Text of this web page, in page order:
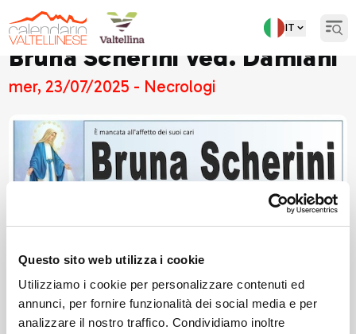
Questo sito web utilizza i cookie
Utilizziamo i cookie per personalizzare contenuti ed
annunci, per fornire funzionalità dei social media e per
analizzare il nostro traffico. Condividiamo inoltre
IT
Bruna Scherini ved. Damiani
mer, 23/07/2025 - Necrologi